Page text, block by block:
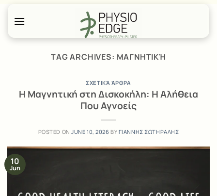
content
TAG ARCHIVES: ΜΑΓΝΗΤΙΚΉ
ΣΧΕΤΙΚΆ ΆΡΘΡΑ
Η Μαγνητική στη Δισκοκήλη: Η Αλήθεια
Που Αγνοείς
POSTED ONJUNE 10, 2026 BY ΓΙΑΝΝΗΣ ΣΩΤΗΡΑΛΗΣ
10
Jun